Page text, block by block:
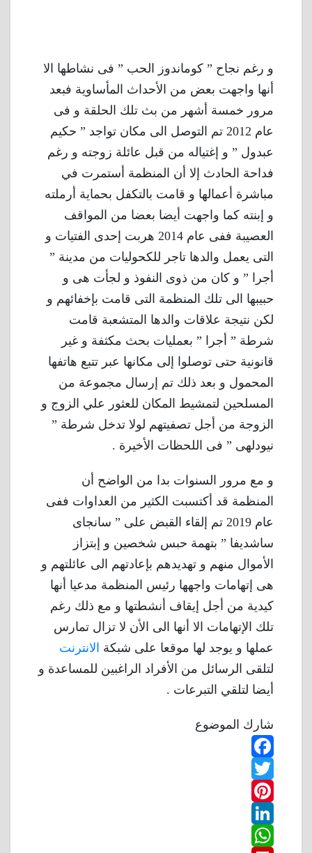
و رغم نجاح ” كوماندوز الحب ” فى نشاطها الا
أنها واجهت بعض من الأحداث المأساوية فبعد
مرور خمسة أشهر من بث تلك الحلقة و فى
عام 2012 تم التوصل الى مكان تواجد ” حكيم
عبدول ” و إغتياله من قبل عائلة زوجته و رغم
فداحة الحادث إلا أن المنظمة أستمرت في
مباشرة أعمالها و قامت بالتكفل بحماية أرملته
و إبنته كما واجهت أيضا بعضا من المواقف
العصيبة ففى عام 2014 هربت إحدى الفتيات و
التى يعمل والدها تاجر للكحوليات من مدينة ”
أجرا ” و كان من ذوى النفوذ و لجأت هى و
حبيبها الى تلك المنظمة التى قامت بإخفائهم و
لكن نتيجة علاقات والدها المتشعبة قامت
شرطة ” أجرا ” بعمليات بحث مكثفة و غير
قانونية حتى توصلوا إلى مكانها عبر تتبع هاتفها
المحمول و بعد ذلك تم إرسال مجموعة من
المسلحين لتمشيط المكان للعثور علي الزوج و
الزوجة من أجل تصفيتهم لولا تدخل شرطة ”
نيودلهى ” فى اللحظات الأخيرة .
و مع مرور السنوات بدا من الواضح أن
المنظمة قد أكتسبت الكثير من العداوات ففى
عام 2019 تم إلقاء القبض على ” سانجاى
ساشديفا ” بتهمة حبس شخصين و إبتزاز
الأموال منهم و تهديدهم بإعادتهم الى عائلتهم و
هى إتهامات واجهها رئيس المنظمة مدعيا أنها
كيدية من أجل إيقاف أنشطتها و مع ذلك رغم
تلك الإتهامات الا أنها الى الأن لا تزال تمارس
عملها و يوجد لها موقعا على شبكة الانترنت
لتلقى الرسائل من الأفراد الراغبين للمساعدة و
أيضا لتلقي التبرعات .
شارك الموضوع
F
a
c
e
T
w
i
P
i
L